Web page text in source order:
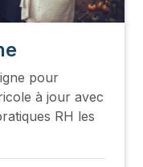
pour
à jour avec
RH les